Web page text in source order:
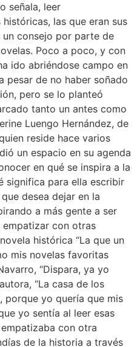
señala, leer
las que eran sus
consejo por parte de
Poco a poco, y con
ido abriéndose campo en
pesar de no haber soñado
pero se lo planteó
tanto un antes como
Luengo Hernández, de
reside hace varios
un espacio en su agenda
en qué se inspira a la
significa para ella escribir
desea dejar en la
a más gente a ser
empatizar con otras
histórica “La que un
mis novelas favoritas
“Dispara, ya yo
“La casa de los
porque yo quería que mis
yo sentía al leer esas
con otra
de la historia a través